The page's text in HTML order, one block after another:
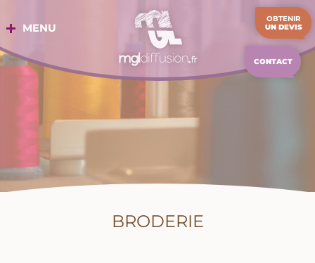
au
contenu
OBTENIR
UN DEVIS
CONTACT
MENU
BRODERIE